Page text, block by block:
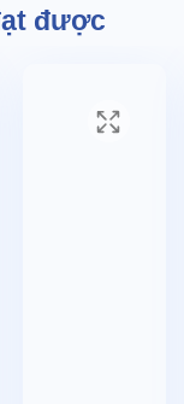
và tiếng Nhật
được